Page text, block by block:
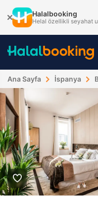
Halalbooking
Helal özellikli seyahat
Ana Sayfa İspanya